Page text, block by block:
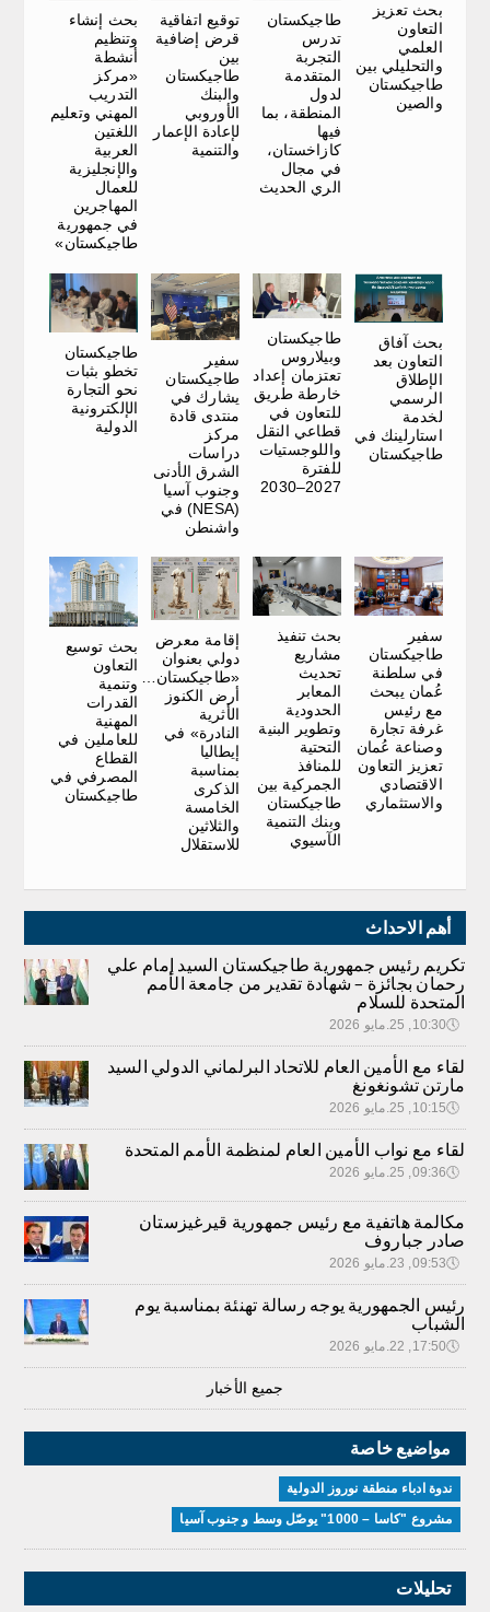
بحث تعزيز
التعاون
العلمي
والتحليلي بين
طاجيكستان
والصين
طاجيكستان
تدرس
التجربة
المتقدمة
لدول
المنطقة، بما
فيها
كازاخستان،
في مجال
الري الحديث
توقيع اتفاقية
قرض إضافية
بين
طاجيكستان
والبنك
الأوروبي
لإعادة الإعمار
والتنمية
بحث إنشاء
وتنظيم
أنشطة
«مركز
التدريب
المهني وتعليم
اللغتين
العربية
والإنجليزية
للعمال
المهاجرين
في جمهورية
طاجيكستان»
بحث آفاق
التعاون بعد
الإطلاق
الرسمي
لخدمة
استارلينك في
طاجيكستان
طاجيكستان
وبيلاروس
تعتزمان إعداد
خارطة طريق
للتعاون في
قطاعي النقل
واللوجستيات
للفترة
2027–2030
سفير
طاجيكستان
يشارك في
منتدى قادة
مركز
دراسات
الشرق الأدنى
وجنوب آسيا
(NESA) في
واشنطن
طاجيكستان
تخطو بثبات
نحو التجارة
الإلكترونية
الدولية
سفير
طاجيكستان
في سلطنة
عُمان يبحث
مع رئيس
غرفة تجارة
وصناعة عُمان
تعزيز التعاون
الاقتصادي
والاستثماري
بحث تنفيذ
مشاريع
تحديث
المعابر
الحدودية
وتطوير البنية
التحتية
للمنافذ
الجمركية بين
طاجيكستان
وبنك التنمية
الآسيوي
إقامة معرض
دولي بعنوان
«طاجيكستان…
أرض الكنوز
الأثرية
النادرة» في
إيطاليا
بمناسبة
الذكرى
الخامسة
والثلاثين
للاستقلال
بحث توسيع
التعاون
وتنمية
القدرات
المهنية
للعاملين في
القطاع
المصرفي في
طاجيكستان
أهم الاحداث
تكريم رئيس جمهورية طاجيكستان السيد إمام علي
رحمان بجائزة – شهادة تقدير من جامعة الأمم
المتحدة للسلام
🕔10:30, 25.مايو 2026
لقاء مع الأمين العام للاتحاد البرلماني الدولي السيد
مارتن تشونغونغ
🕔10:15, 25.مايو 2026
لقاء مع نواب الأمين العام لمنظمة الأمم المتحدة
🕔09:36, 25.مايو 2026
مكالمة هاتفية مع رئيس جمهورية قيرغيزستان
صادر جباروف
🕔09:53, 23.مايو 2026
رئيس الجمهورية يوجه رسالة تهنئة بمناسبة يوم
الشباب
🕔17:50, 22.مايو 2026
جميع الأخبار
مواضيع خاصة
ندوة ادباء منطقة نوروز الدولية
مشروع "كاسا – 1000" يوصّل وسط و جنوب آسيا
تحليلات